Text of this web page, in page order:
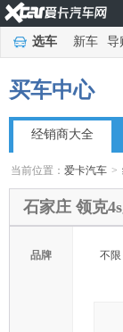
选车 新车 导
买车中心
经销商大全
当前位置：爱卡汽车 >
石家庄 领克
品牌 不限